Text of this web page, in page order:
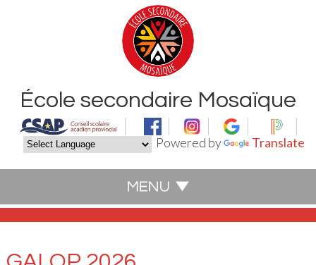
Powered by Translate
École secondaire Mosaïque